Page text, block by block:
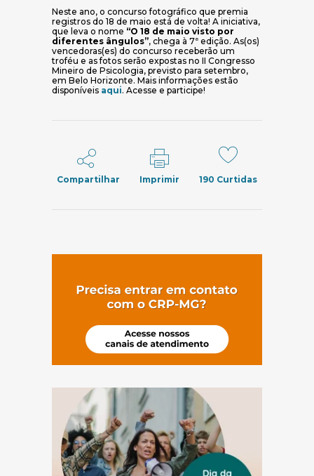
Neste ano, o concurso fotográfico que premia
registros do 18 de maio está de volta! A iniciativa,
que leva o nome “O 18 de maio visto por
diferentes ângulos”, chega à 7ª edição. As(os)
vencedoras(es) do concurso receberão um
troféu e as fotos serão expostas no II Congresso
Mineiro de Psicologia, previsto para setembro,
em Belo Horizonte. Mais informações estão
disponíveis aqui(abre em nova janela)
. Acesse e participe!
Compartilhar Imprimir 190 Curtidas